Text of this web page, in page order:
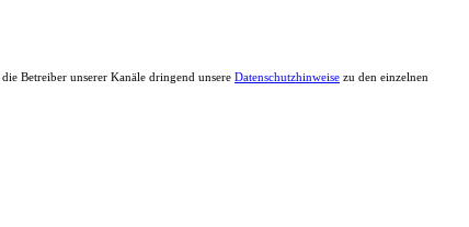
Betreiber unserer Kanäle dringend unsere Datenschutzhinweise zu den einzelnen